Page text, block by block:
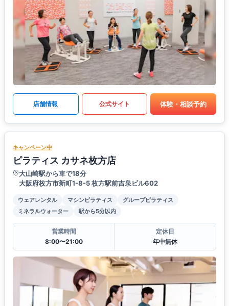
店舗情報 公式サイト 体験・相談予約
キャンペーン中
ピラティス カサネ枚方店
大山崎駅から車で18分
大阪府枚方市新町1-8-5 枚方駅前吉泉ビル602
ウェアレンタル マシンピラティス
グループピラティス
ミネラルウォーター
駅から5分以内
営業時間
8:00〜21:00
定休日
年中無休